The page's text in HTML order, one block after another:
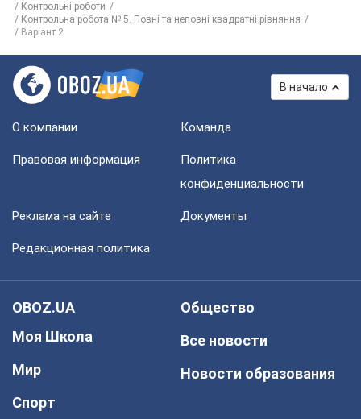
Контрольні роботи
Контрольна робота № 5. Повні та неповні квадратні рівняння
Варіант 2
В начало
О компании Команда
Правовая информация
Политика
конфиденциальности
Реклама на сайте Документы
Редакционная политика
OBOZ.UA
Моя Школа
Мир
Спорт
Общество
Все новости
Новости образования